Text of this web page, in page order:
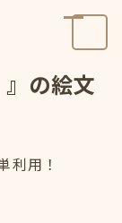
』の絵文
利用！